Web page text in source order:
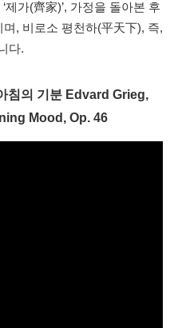
가(齊家)’, 가정을 돌아본 후
며, 비로소 평천하(平天下), 즉,
다.
침의 기분 Edvard Grieg,
Mood, Op. 46